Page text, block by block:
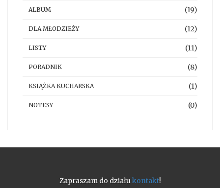
ALBUM (19)
DLA MŁODZIEŻY (12)
LISTY (11)
PORADNIK (8)
KSIĄŻKA KUCHARSKA (1)
NOTESY (0)
Zapraszam do działukontakt!